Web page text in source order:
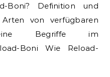
Boni? Definition und
von verfügbaren
Begriffe im
Boni Wie Reload-